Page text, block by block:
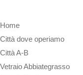
Home
Città dove operiamo
Città A-B
Vetraio Abbiategrasso